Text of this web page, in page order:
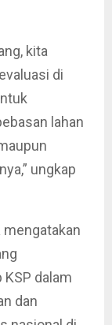
kita
di
lahan
ungkap
mengatakan
dalam
dan